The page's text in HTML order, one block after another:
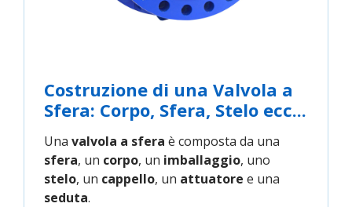
Costruzione di una Valvola a
Sfera: Corpo, Sfera, Stelo ecc...
Una valvola a sfera è composta da una
sfera, un corpo, un imballaggio, uno
stelo, un cappello, un attuatore e una
seduta.